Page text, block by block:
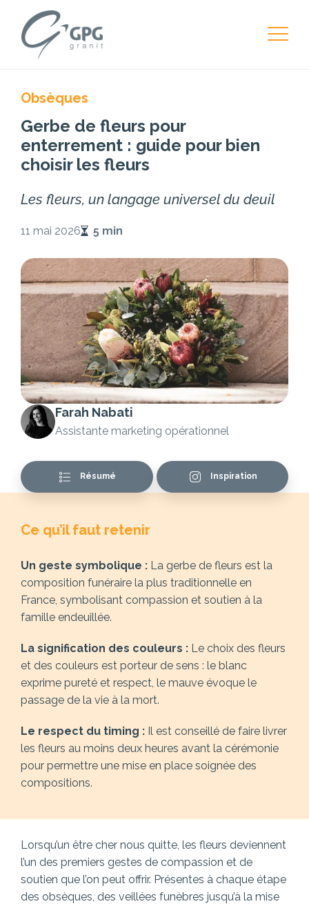
Obsèques
Gerbe de fleurs pour
enterrement : guide pour bien
choisir les fleurs
Les fleurs, un langage universel du deuil
11 mai 2026 5 min
Ce qu’il faut retenir
Un geste symbolique : La gerbe de fleurs est la
composition funéraire la plus traditionnelle en
France, symbolisant compassion et soutien à la
famille endeuillée.
La signification des couleurs : Le choix des fleurs
et des couleurs est porteur de sens : le blanc
exprime pureté et respect, le mauve évoque le
passage de la vie à la mort.
Le respect du timing : Il est conseillé de faire livrer
les fleurs au moins deux heures avant la cérémonie
pour permettre une mise en place soignée des
compositions.
Lorsqu’un être cher nous quitte, les fleurs deviennent
l’un des premiers gestes de compassion et de
soutien que l’on peut offrir. Présentes à chaque étape
des obsèques, des veillées funèbres jusqu’à la mise
Farah Nabati
Assistante marketing opérationnel
Résumé Inspiration